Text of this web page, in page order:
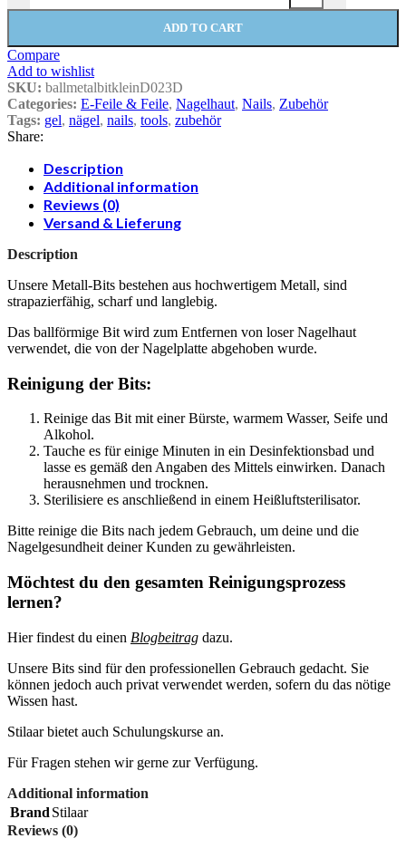
ADD TO CART
Compare
Add to wishlist
SKU: ballmetalbitkleinD023D
Categories: E-Feile & Feile, Nagelhaut, Nails, Zubehör
Tags: gel, nägel, nails, tools, zubehör
Share:
Description
Additional information
Reviews (0)
Versand & Lieferung
Description
Unsere Metall-Bits bestehen aus hochwertigem Metall, sind
strapazierfähig, scharf und langlebig.
Das ballförmige Bit wird zum Entfernen von loser Nagelhaut
verwendet, die von der Nagelplatte abgehoben wurde.
Reinigung der Bits:
Reinige das Bit mit einer Bürste, warmem Wasser, Seife und
Alkohol.
Tauche es für einige Minuten in ein Desinfektionsbad und
lasse es gemäß den Angaben des Mittels einwirken. Danach
herausnehmen und trocknen.
Sterilisiere es anschließend in einem Heißluftsterilisator.
Bitte reinige die Bits nach jedem Gebrauch, um deine und die
Nagelgesundheit deiner Kunden zu gewährleisten.
Möchtest du den gesamten Reinigungsprozess
lernen?
Hier findest du einen Blogbeitrag dazu.
Unsere Bits sind für den professionellen Gebrauch gedacht. Sie
können jedoch auch privat verwendet werden, sofern du das nötige
Wissen hast.
Stilaar bietet auch Schulungskurse an.
Für Fragen stehen wir gerne zur Verfügung.
Additional information
Brand Stilaar
Reviews (0)